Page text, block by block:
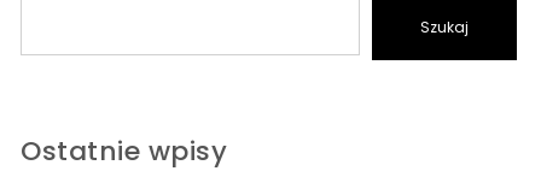
Szukaj
Ostatnie wpisy